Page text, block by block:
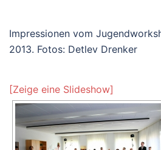
Impressionen vom
2013. Fotos: Detlev Drenker
[Zeige eine Slideshow]